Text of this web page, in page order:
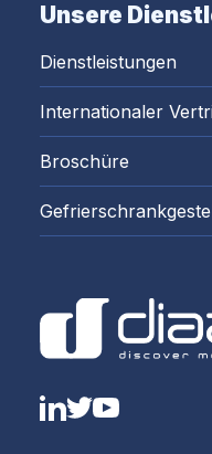
Unsere
Dienstleistungen
Internationaler
Broschüre
LinkedIn
Twitter
YouTube